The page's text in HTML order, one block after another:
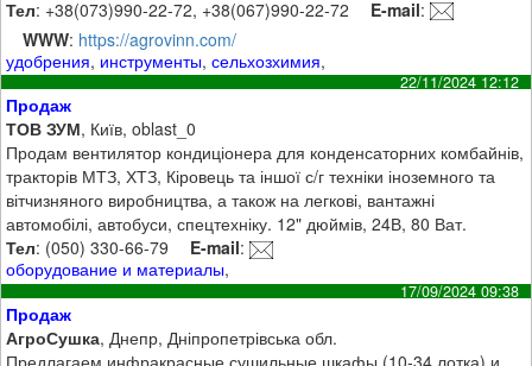
Тел: +38(073)990-22-72, +38(067)990-22-72 E-mail:
WWW: https://agrovinn.com/
удобрения, инструменты,сельхозхимия,
22/11/2024 12:12
Продаж
ТОВ ЗУМ, Київ, oblast_0
Продам вентилятор кондиціонера для конденсаторних комбайнів,
тракторів МТЗ, ХТЗ, Кіровець та іншої с/г техніки іноземного та
вітчизняного виробництва, а також на легкові, вантажні
автомобілі, автобуси, спецтехніку. 12" дюймів, 24В, 80 Ват.
Тел: (050) 330-66-79 E-mail:
оборудование и материалы,
17/09/2024 09:38
Продаж
АгроСушка, Днепр, Дніпропетрівська обл.
Предлагаем инфракрасные сушильные шкафы (10-34 лотка) и